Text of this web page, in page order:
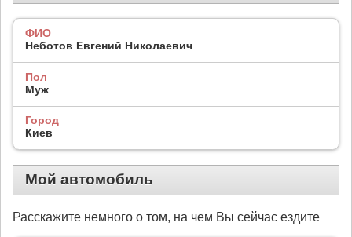
ФИО
Неботов Евгений Николаевич
Пол
Муж
Город
Киев
Мой автомобиль
Расскажите немного о том, на чем Вы сейчас ездите